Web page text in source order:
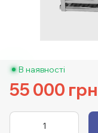
В наявності
55 000 грн